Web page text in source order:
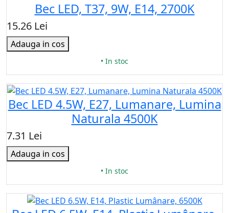
Bec LED, T37, 9W, E14, 2700K
15.26 Lei
Adauga in cos
• In stoc
Bec LED 4.5W, E27, Lumanare, Lumina
Naturala 4500K
7.31 Lei
Adauga in cos
• In stoc